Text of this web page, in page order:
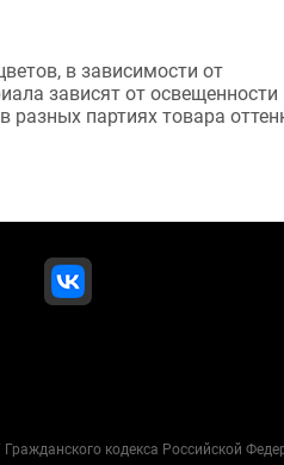
в зависимости от
зависят от освещенности
партиях товара
кодекса Российской